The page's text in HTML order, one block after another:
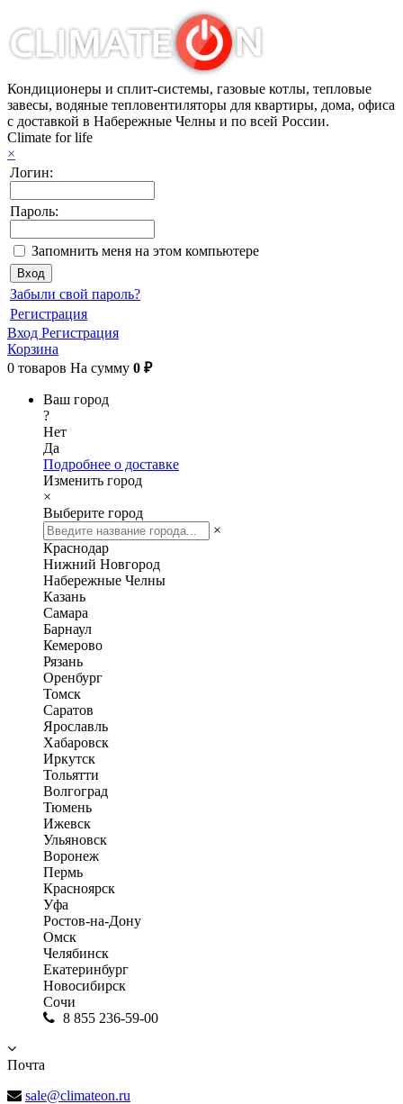
Кондиционеры и сплит-системы, газовые котлы, тепловые
завесы, водяные тепловентиляторы для квартиры, дома, офиса
с доставкой в Набережные Челны и по всей России.
Climate for life
×
Логин:
Пароль:
Запомнить меня на этом компьютере
Забыли свой пароль?
Регистрация
Вход Регистрация
Корзина
0 товаров На сумму 0 ₽
Ваш город
?
Нет
Да
Подробнее о доставке
Изменить город
×
Выберите город
×
Краснодар
Нижний Новгород
Набережные Челны
Казань
Самара
Барнаул
Кемерово
Рязань
Оренбург
Томск
Саратов
Ярославль
Хабаровск
Иркутск
Тольятти
Волгоград
Тюмень
Ижевск
Ульяновск
Воронеж
Пермь
Красноярск
Уфа
Ростов-на-Дону
Омск
Челябинск
Екатеринбург
Новосибирск
Сочи
8 855 236-59-00
Почта
sale@climateon.ru